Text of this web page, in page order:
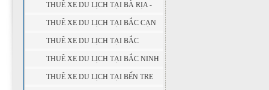
THUÊ XE DU LỊCH TẠI BÀ RỊA -
VŨNG TÀU
THUÊ XE DU LỊCH TẠI BẮC CẠN
THUÊ XE DU LỊCH TẠI BẮC
GIANG
THUÊ XE DU LỊCH TẠI BẮC NINH
THUÊ XE DU LỊCH TẠI BẾN TRE